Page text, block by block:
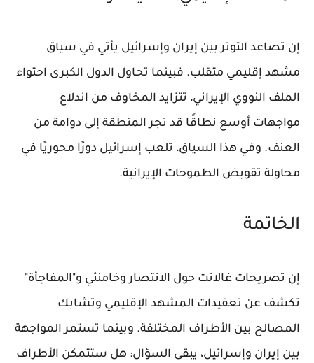
إن تصاعد التوتر بين إيران وإسرائيل يأتي في سياق
مشهد إقليمي متقلب. فبينما تحاول الدول الكبرى احتواء
الملف النووي الإيراني، تتزايد المخاوف من اندلاع
مواجهات أوسع نطاقًا قد تجر المنطقة إلى دوامة من
العنف. وفي هذا السياق، تلعب إسرائيل دورًا محوريًا في
محاولة تقويض الطموحات الإيرانية.
الخاتمة
إن تصريحات غالانت حول الانتصار وخامنئي و"المفاجأة"
تكشف عن تعقيدات المشهد الإقليمي وتشابك
المصالح بين الأطراف المختلفة. وبينما تستمر المواجهة
بين إيران وإسرائيل، يبقى السؤال: هل ستتمكن الأطراف